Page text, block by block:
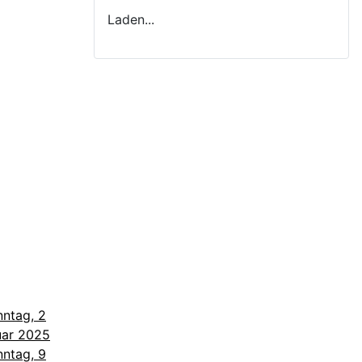
2
2025
9
Laden...